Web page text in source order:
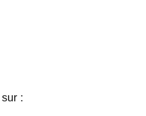
: